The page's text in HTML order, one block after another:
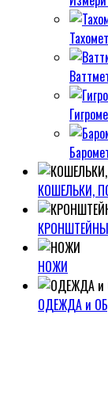
КОШЕЛЬКИ,
НОЖИ
ОДЕЖДА и